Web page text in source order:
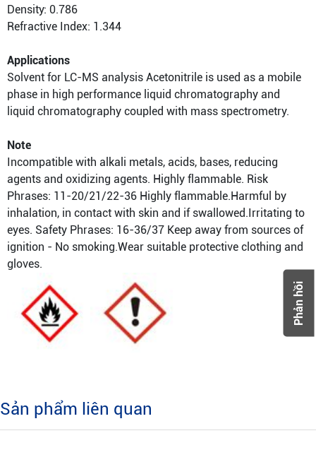
Density: 0.786
Refractive Index: 1.344
Applications
Solvent for LC-MS analysis Acetonitrile is used as a mobile
phase in high performance liquid chromatography and
liquid chromatography coupled with mass spectrometry.
Note
Incompatible with alkali metals, acids, bases, reducing
agents and oxidizing agents. Highly flammable. Risk
Phrases: 11-20/21/22-36 Highly flammable.Harmful by
inhalation, in contact with skin and if swallowed.Irritating to
eyes. Safety Phrases: 16-36/37 Keep away from sources of
ignition - No smoking.Wear suitable protective clothing and
gloves.
Sản phẩm liên quan
Phản hồi